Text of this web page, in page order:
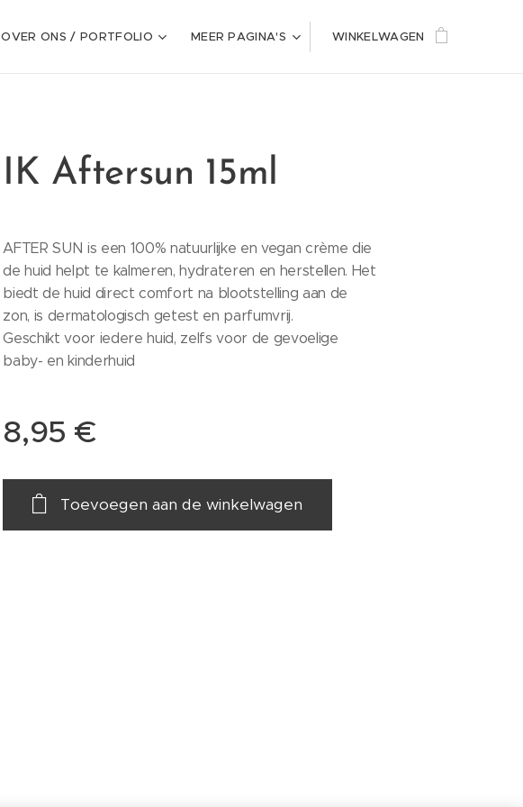
OVER ONS / PORTFOLIO MEER PAGINA'S WINKELWAGEN
IK Aftersun 15ml
AFTER SUN is een 100% natuurlijke en vegan crème die
de huid helpt te kalmeren, hydrateren en herstellen. Het
biedt de huid direct comfort na blootstelling aan de
zon, is dermatologisch getest en parfumvrij.
Geschikt voor iedere huid, zelfs voor de gevoelige
baby- en kinderhuid
8,95 €
Toevoegen aan de winkelwagen